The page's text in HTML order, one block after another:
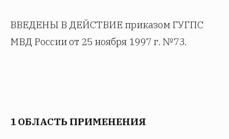
ВВЕДЕНЫ В ДЕЙСТВИЕ приказом ГУГПС
МВД России от 25 ноября 1997 г. №73.
1 ОБЛАСТЬ ПРИМЕНЕНИЯ